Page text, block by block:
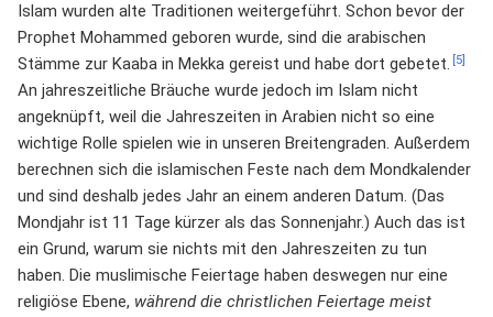
Islam wurden alte Traditionen weitergeführt. Schon bevor der
Prophet Mohammed geboren wurde, sind die arabischen
Stämme zur Kaaba in Mekka gereist und habe dort gebetet. [5]
An jahreszeitliche Bräuche wurde jedoch im Islam nicht
angeknüpft, weil die Jahreszeiten in Arabien nicht so eine
wichtige Rolle spielen wie in unseren Breitengraden. Außerdem
berechnen sich die islamischen Feste nach dem Mondkalender
und sind deshalb jedes Jahr an einem anderen Datum. (Das
Mondjahr ist 11 Tage kürzer als das Sonnenjahr.) Auch das ist
ein Grund, warum sie nichts mit den Jahreszeiten zu tun
haben. Die muslimische Feiertage haben deswegen nur eine
religiöse Ebene, während die christlichen Feiertage meist